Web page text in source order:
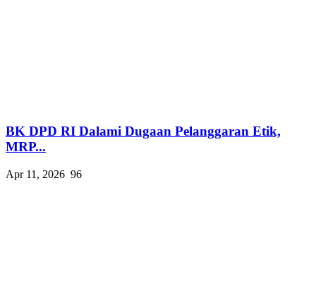
BK DPD RI Dalami Dugaan Pelanggaran Etik,
MRP...
Apr 11, 2026 96